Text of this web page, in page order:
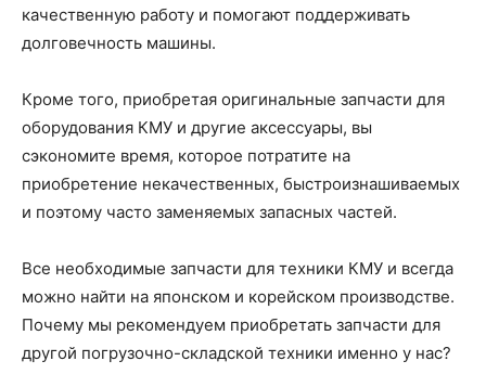
качественную работу и помогают поддерживать
долговечность машины.
Кроме того, приобретая оригинальные запчасти для
оборудования КМУ и другие аксессуары, вы
сэкономите время, которое потратите на
приобретение некачественных, быстроизнашиваемых
и поэтому часто заменяемых запасных частей.
Все необходимые запчасти для техники КМУ и всегда
можно найти на японском и корейском производстве.
Почему мы рекомендуем приобретать запчасти для
другой погрузочно-складской техники именно у нас?